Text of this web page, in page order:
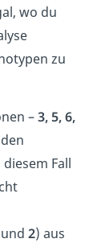
wo du
zu
–3, 5, 6,
Fall
und2) aus